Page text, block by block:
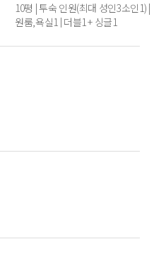
10평 | 투숙 인원(최대 성인3소인1) |
원룸,욕실1 | 더블1 + 싱글1